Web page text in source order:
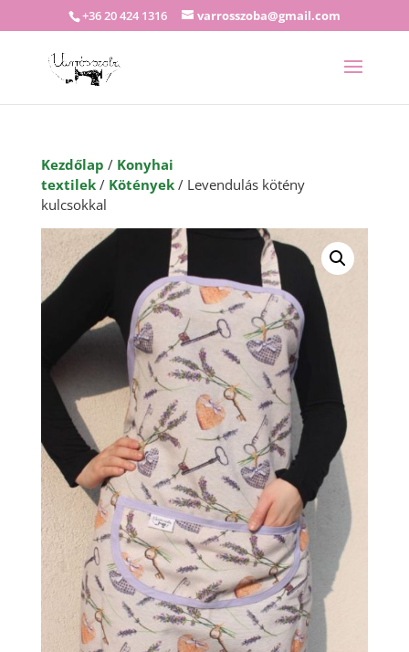
+36 20 424 1316 varrosszoba@gmail.com
Kezdőlap / Konyhai
textilek/ Kötények/ Levendulás kötény
kulcsokkal